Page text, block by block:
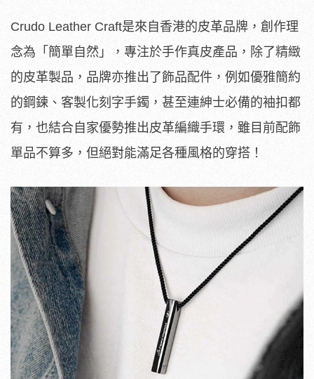
Crudo Leather Craft是來自香港的皮革品牌，創作理
念為「簡單自然」，專注於手作真皮產品，除了精緻
的皮革製品，品牌亦推出了飾品配件，例如優雅簡約
的鋼鍊、客製化刻字手鐲，甚至連紳士必備的袖扣都
有，也結合自家優勢推出皮革編織手環，雖目前配飾
單品不算多，但絕對能滿足各種風格的穿搭！